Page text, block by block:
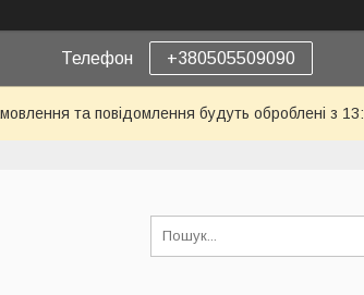
Телефон +380505509090
та повідомлення будуть оброблені з